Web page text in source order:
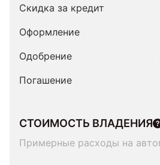
Скидка за кредит
Оформление
Одобрение
Погашение
СТОИМОСТЬ ВЛАДЕНИЯ
Примерные расходы на